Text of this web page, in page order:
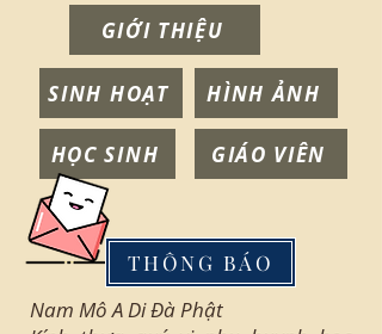
GIỚI THIỆU
SINH HOẠT HÌNH ẢNH
HỌC SINH GIÁO VIÊN
THÔNG BÁO
Nam Mô A Di Đà Phật